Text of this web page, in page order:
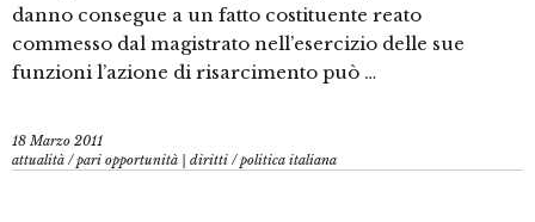
danno consegue a un fatto costituente reato
commesso dal magistrato nell’esercizio delle sue
funzioni l’azione di risarcimento può …
18 Marzo 2011
attualità /pari opportunità | diritti /politica italiana